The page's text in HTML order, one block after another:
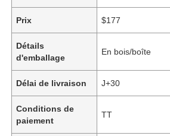
Prix $177
Détails
d'emballage
En bois/boîte
Délai de livraison J+30
Conditions de
paiement
TT